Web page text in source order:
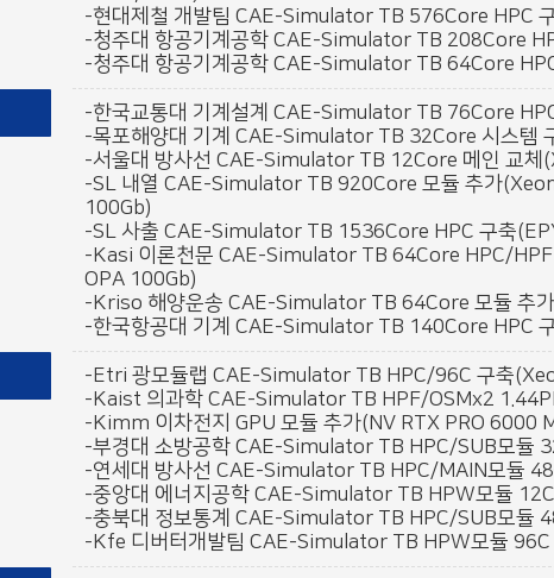
-현대제철 개발팀 CAE-Simulator TB 576Core HPC
-청주대 항공기계공학 CAE-Simulator TB 208Core
-청주대 항공기계공학 CAE-Simulator TB 64Core
-한국교통대 기계설계 CAE-Simulator TB 76Core
-목포해양대 기계 CAE-Simulator TB 32Core 시스템
-서울대 방사선 CAE-Simulator TB 12Core 메인 교
-SL 내열 CAE-Simulator TB 920Core 모듈 추가
100Gb)
-SL 사출 CAE-Simulator TB 1536Core HPC 구축
-Kasi 이론천문 CAE-Simulator TB 64Core HPC/
OPA 100Gb)
-Kriso 해양운송 CAE-Simulator TB 64Core 모듈 추
-한국항공대 기계 CAE-Simulator TB 140Core HPC
-Etri 광모듈랩 CAE-Simulator TB HPC/96C 구축
-Kaist 의과학 CAE-Simulator TB HPF/OSMx2
-Kimm 이차전지 GPU 모듈 추가(NV RTX PRO 6000
-부경대 소방공학 CAE-Simulator TB HPC/SUB모듈
-연세대 방사선 CAE-Simulator TB HPC/MAIN모듈
-중앙대 에너지공학 CAE-Simulator TB HPW모듈
-충북대 정보통계 CAE-Simulator TB HPC/SUB모듈
-Kfe 디버터개발팀 CAE-Simulator TB HPW모듈